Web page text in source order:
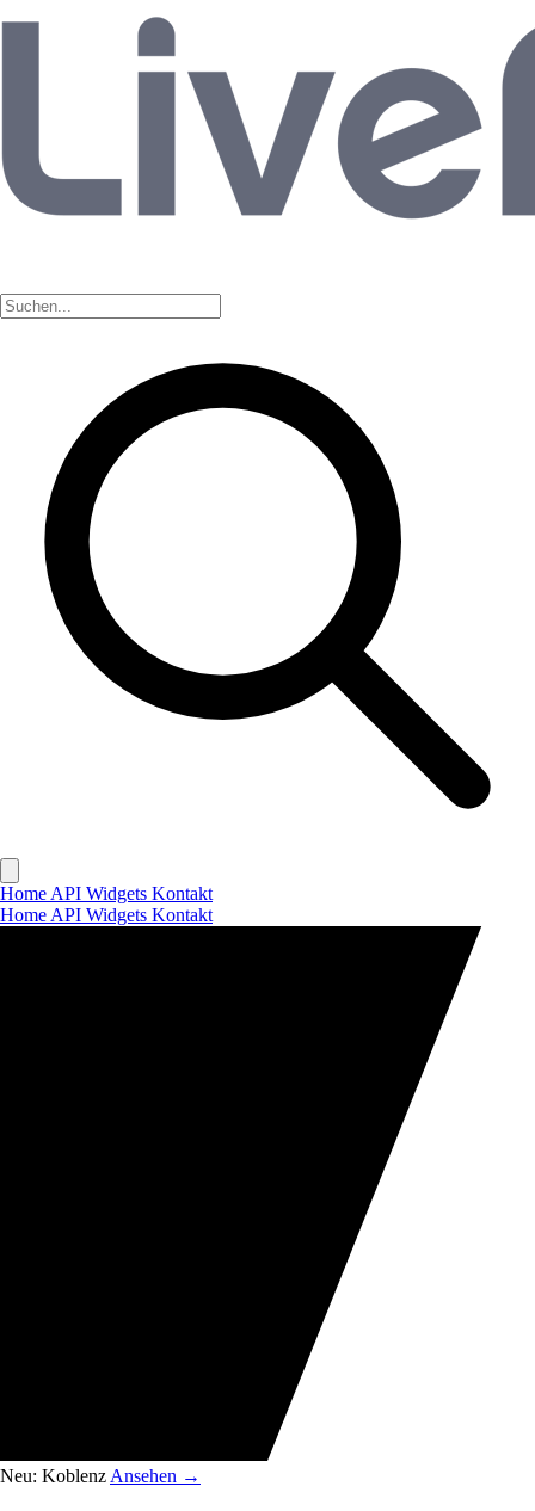
Home API Widgets Kontakt
Home API Widgets Kontakt
Neu: Koblenz Ansehen →